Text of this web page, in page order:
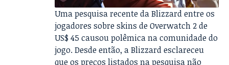
Uma pesquisa recente da Blizzard entre os
jogadores sobreskins de Overwatch 2 de
US$ 45 causou polêmica na comunidade do
jogo. Desde então, a Blizzard esclareceu
que os preços listados na pesquisa não